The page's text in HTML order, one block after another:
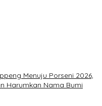
Menuju Porseni 2026,
Harumkan Nama Bumi